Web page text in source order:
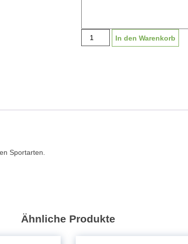
Standpreisserie
"Langen-
Menge
In den Warenkorb
Sportarten.
Ähnliche Produkte